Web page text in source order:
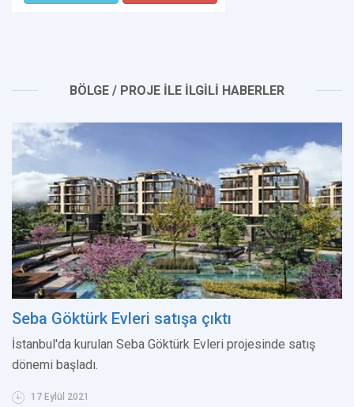
BÖLGE / PROJE İLE İLGİLİ HABERLER
Seba Göktürk Evleri satışa çıktı
İstanbul'da kurulan Seba Göktürk Evleri projesinde satış
dönemi başladı.
17 Eylül 2021